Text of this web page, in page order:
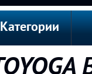
Категории